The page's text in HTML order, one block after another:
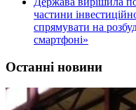
частини
спрямувати на
смартфоні»
Останні новини